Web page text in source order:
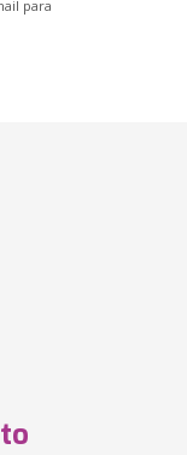
para